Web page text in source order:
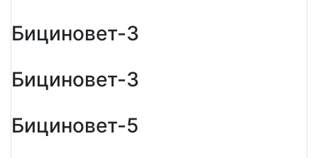
Бициновет-3
Бициновет-3
Бициновет-5